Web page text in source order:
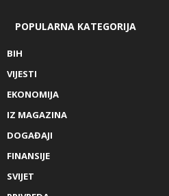
POPULARNA KATEGORIJA
BIH
VIJESTI
EKONOMIJA
IZ MAGAZINA
DOGAĐAJI
FINANSIJE
SVIJET